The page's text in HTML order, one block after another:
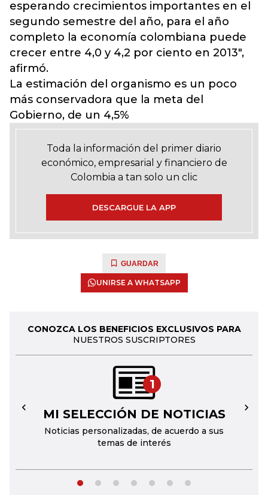
esperando crecimientos importantes en el
segundo semestre del año, para el año
completo la economía colombiana puede
crecer entre 4,0 y 4,2 por ciento en 2013",
afirmó.
La estimación del organismo es un poco
más conservadora que la meta del
Gobierno, de un 4,5%
Toda la información del primer diario
económico, empresarial y financiero de
Colombia a tan solo un clic
DESCARGUE LA APP
GUARDAR
UNIRSE A WHATSAPP
CONOZCA LOS BENEFICIOS EXCLUSIVOS PARA
NUESTROS SUSCRIPTORES
1
MI SELECCIÓN DE NOTICIAS
Noticias personalizadas, de acuerdo a sus
temas de interés
← →